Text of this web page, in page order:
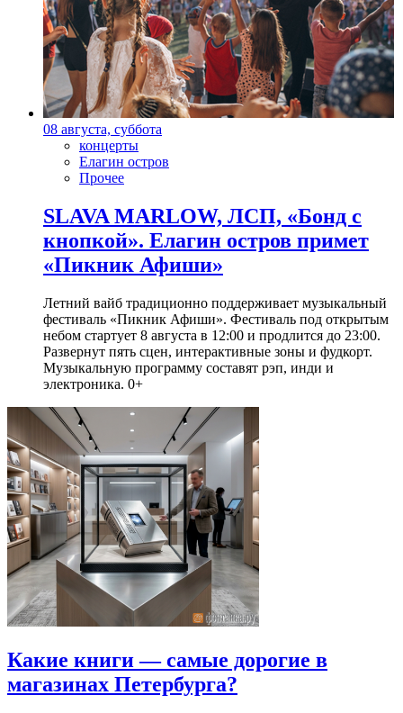
08 августа, суббота
концерты
Елагин остров
Прочее
SLAVA MARLOW, ЛСП, «Бонд с
кнопкой». Елагин остров примет
«Пикник Афиши»
Летний вайб традиционно поддерживает музыкальный
фестиваль «Пикник Афиши». Фестиваль под открытым
небом стартует 8 августа в 12:00 и продлится до 23:00.
Развернут пять сцен, интерактивные зоны и фудкорт.
Музыкальную программу составят рэп, инди и
электроника. 0+
Какие книги — самые дорогие в
магазинах Петербурга?